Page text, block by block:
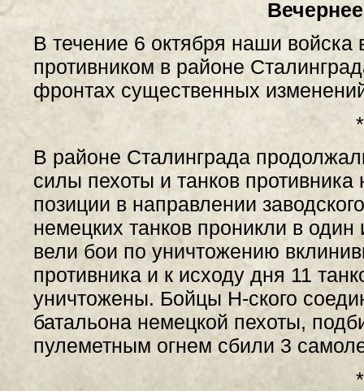
В течение 6 октября наши
противником в районе
фронтах существенных
В районе Сталинграда
силы пехоты и танков
позиции в направлении
немецких танков проникли в
вели бои по уничтожению
противника и к исходу дня 11
уничтожены. Бойцы Н-ского
батальона немецкой пехоты,
пулеметным огнем сбили 3